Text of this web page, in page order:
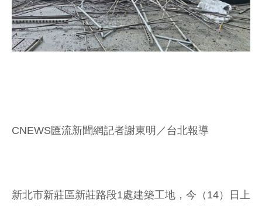
CNEWS匯流新聞網記者謝東明／台北報導
新北市新莊區新莊路段1處建築工地，今（14）日上